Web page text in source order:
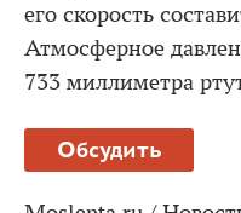
его скорость
Атмосферное
733 миллиметра
Обсудить